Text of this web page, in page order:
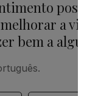
positivo
a vida
bem a alguém.